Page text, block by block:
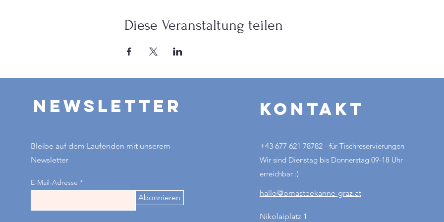
Diese Veranstaltung teilen
Newsletter
Bleibe auf dem Laufenden mit unserem
Newsletter
E-Mail-Adresse
Abonnieren
Kontakt
+43 677 621 78782 -für Tischreservierungen
Wir sind Dienstag bis Donnerstag 09-18 Uhr
erreichbar :)
hallo@omasteekanne-graz.at
Nikolaiplatz 1